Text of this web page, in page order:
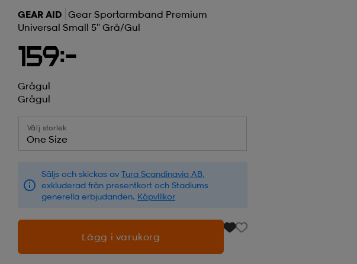
GEAR AID Gear Sportarmband Premium
Universal Small 5" Grå/gul
159:-
Grågul
Grågul
Välj storlek
One Size
Säljs och skickas av Tura Scandinavia AB
exkluderad från presentkort och Stadiums
generella erbjudanden. Köpvillkor
Lägg i varukorg